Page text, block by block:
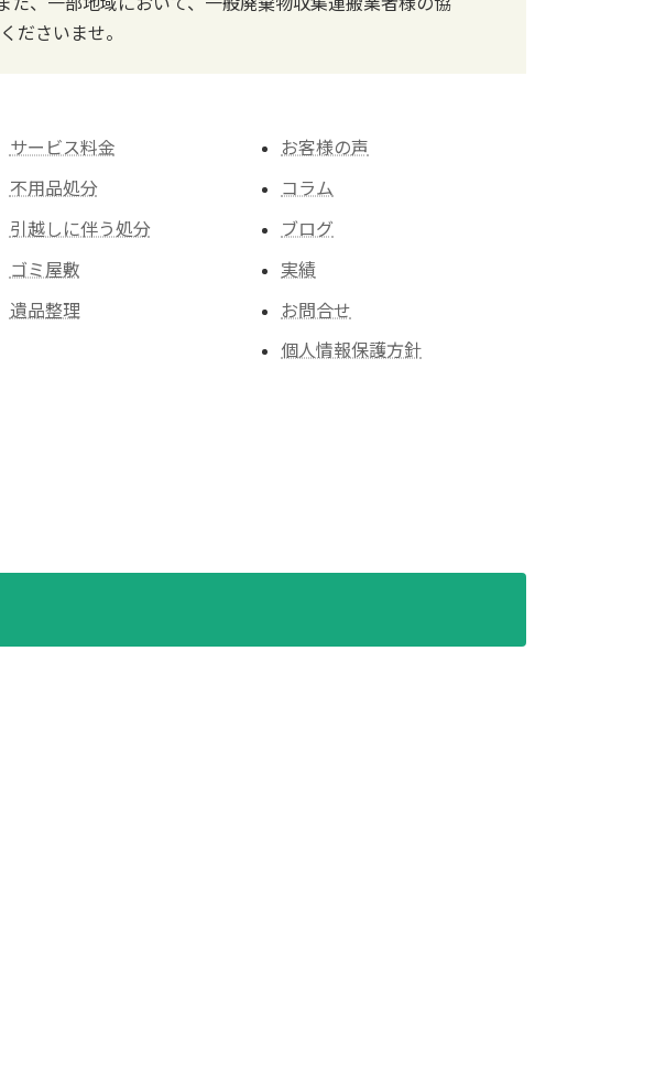
ださいませ。
サービス料金
不用品処分
引越しに伴う処分
ゴミ屋敷
遺品整理
お客様の声
コラム
ブログ
実績
お問合せ
個人情報保護方針